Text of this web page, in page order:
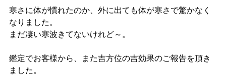
寒さに体が慣れたのか、外に出ても体が寒さで驚かなく
なりました。
まだ凄い寒波きてないけれど～。
鑑定でお客様から、また吉方位の吉効果のご報告を頂き
ました。